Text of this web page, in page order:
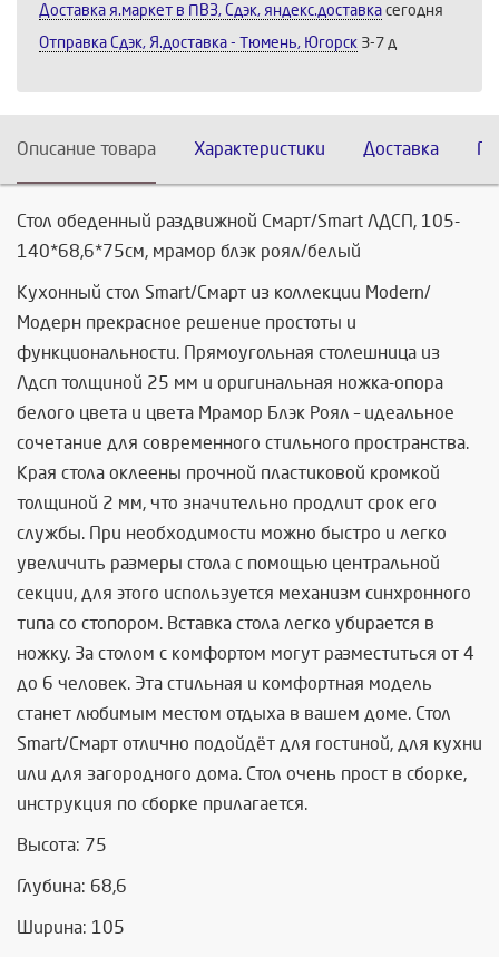
Доставка я.маркет в ПВЗ, Сдэк, яндекс.доставка сегодня
Отправка Сдэк, Я.доставка - Тюмень, Югорск 3-7 д
Описание товара Характеристики Доставка
Стол обеденный раздвижной Смарт/Smart ЛДСП, 105-
140*68,6*75см, мрамор блэк роял/белый
Кухонный стол Smart/Смарт из коллекции Modern/
Модерн прекрасное решение простоты и
функциональности. Прямоугольная столешница из
Лдсп толщиной 25 мм и оригинальная ножка-опора
белого цвета и цвета Мрамор Блэк Роял – идеальное
сочетание для современного стильного пространства.
Края стола оклеены прочной пластиковой кромкой
толщиной 2 мм, что значительно продлит срок его
службы. При необходимости можно быстро и легко
увеличить размеры стола с помощью центральной
секции, для этого используется механизм синхронного
типа со стопором. Вставка стола легко убирается в
ножку. За столом с комфортом могут разместиться от 4
до 6 человек. Эта стильная и комфортная модель
станет любимым местом отдыха в вашем доме. Стол
Smart/Смарт отлично подойдёт для гостиной, для кухни
или для загородного дома. Стол очень прост в сборке,
инструкция по сборке прилагается.
Высота: 75
Глубина: 68,6
Ширина: 105